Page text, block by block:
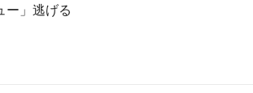
ー」逃げる